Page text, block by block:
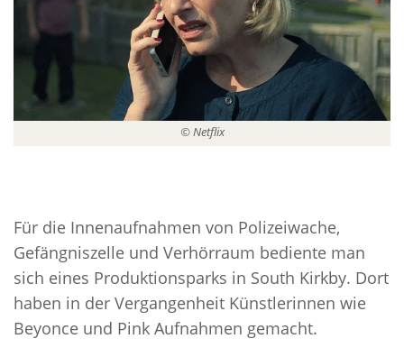
© Netflix
Für die Innenaufnahmen von Polizeiwache,
Gefängniszelle und Verhörraum bediente man
sich eines Produktionsparks in South Kirkby. Dort
haben in der Vergangenheit Künstlerinnen wie
Beyonce und Pink Aufnahmen gemacht.